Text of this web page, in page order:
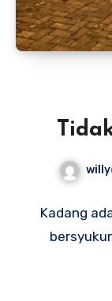
willy
Kadang